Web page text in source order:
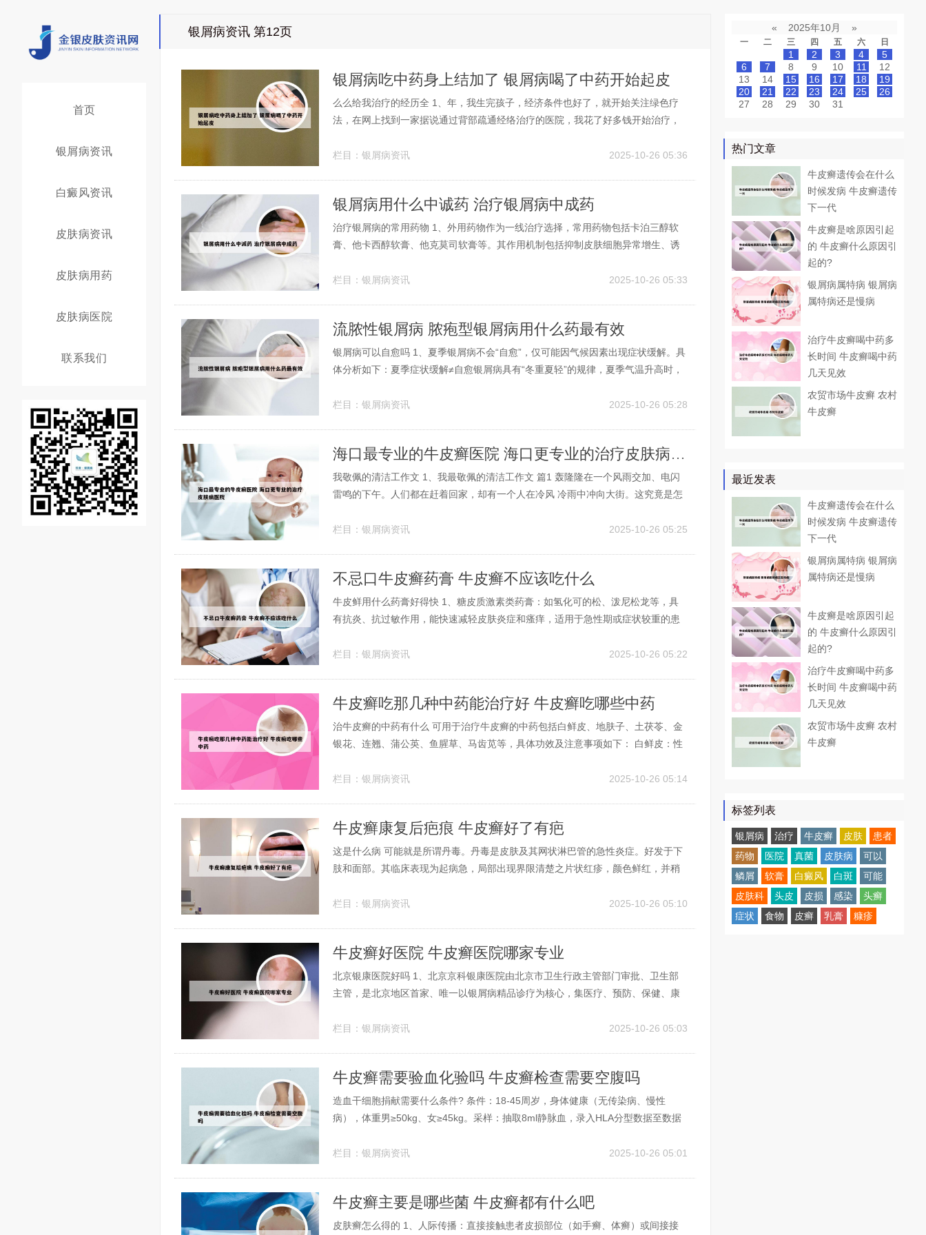
首页
银屑病资讯
白癜风资讯
皮肤病资讯
皮肤病用药
皮肤病医院
联系我们
银屑病资讯 第12页
银屑病吃中药身上结加了 银屑病喝了中药开始起皮
么么给我治疗的经历全 1、年，我生完孩子，经济条件也好了，就开始关注绿色疗
法，在网上找到一家据说通过背部疏通经络治疗的医院，我花了好多钱开始治疗，
太快。2、混合痔治疗经历记录与分享 病情背景 我患有混合痔已经三年多了，期间
栏目： 银屑病资讯 2025-10-26 05:36
银屑病用什么中诚药 治疗银屑病中成药
治疗银屑病的常用药物 1、外用药物作为一线治疗选择，常用药物包括卡泊三醇软
膏、他卡西醇软膏、他克莫司软膏等。其作用机制包括抑制皮肤细胞异常增生、诱
瘙痒等症状。此类药物局部使用，副作用相对较少，但需注意长期使用可能引发皮
栏目： 银屑病资讯 2025-10-26 05:33
流脓性银屑病 脓疱型银屑病用什么药最有效
银屑病可以自愈吗 1、夏季银屑病不会“自愈”，仅可能因气候因素出现症状缓解。具
体分析如下：夏季症状缓解≠自愈银屑病具有“冬重夏轻”的规律，夏季气温升高时，
转是暂时现象，若未接受规范治疗，冬季症状可能再次加重。2、需注意：银屑病自
栏目： 银屑病资讯 2025-10-26 05:28
海口最专业的牛皮癣医院 海口更专业的治疗皮肤病医院
我敬佩的清洁工作文 1、我最敬佩的清洁工作文 篇1 轰隆隆在一个风雨交加、电闪
雷鸣的下午。人们都在赶着回家，却有一个人在冷风 冷雨中冲向大街。这究竟是怎
亮的眼睛就像两颗黑宝石。他衣衫褴褛，别看他表面很脏，心灵却很美，在一个下
栏目： 银屑病资讯 2025-10-26 05:25
不忌口牛皮癣药膏 牛皮癣不应该吃什么
牛皮鲜用什么药膏好得快 1、糖皮质激素类药膏：如氢化可的松、泼尼松龙等，具
有抗炎、抗过敏作用，能快速减轻皮肤炎症和瘙痒，适用于急性期或症状较重的患
扩张、色素沉着等不良反应。儿童患者应谨慎使用，优先选择低效或中效激素，并
栏目： 银屑病资讯 2025-10-26 05:22
牛皮癣吃那几种中药能治疗好 牛皮癣吃哪些中药
治牛皮癣的中药有什么 可用于治疗牛皮癣的中药包括白鲜皮、地肤子、土茯苓、金
银花、连翘、蒲公英、鱼腥草、马齿苋等，具体功效及注意事项如下： 白鲜皮：性
疮毒、风疹瘙痒、疥癣等皮肤病症，对牛皮癣的湿热型症状有一定缓解作用。地
栏目： 银屑病资讯 2025-10-26 05:14
牛皮癣康复后疤痕 牛皮癣好了有疤
这是什么病 可能就是所谓丹毒。丹毒是皮肤及其网状淋巴管的急性炎症。好发于下
肢和面部。其临床表现为起病急，局部出现界限清楚之片状红疹，颜色鲜红，并稍
及头痛等。丹毒的西医治疗方法一般分以下两种。如果是点片发生疑是大蒜白腐病
栏目： 银屑病资讯 2025-10-26 05:10
牛皮癣好医院 牛皮癣医院哪家专业
北京银康医院好吗 1、北京京科银康医院由北京市卫生行政主管部门审批、卫生部
主管，是北京地区首家、唯一以银屑病精品诊疗为核心，集医疗、预防、保健、康
具有全球领先技术，立足北京、辐射全国、影响世界，正朝着国际化、规模化方向
栏目： 银屑病资讯 2025-10-26 05:03
牛皮癣需要验血化验吗 牛皮癣检查需要空腹吗
造血干细胞捐献需要什么条件? 条件：18-45周岁，身体健康（无传染病、慢性
病），体重男≥50kg、女≥45kg。采样：抽取8ml静脉血，录入HLA分型数据至数据
（平均等待期2-5年）。高分辨检测：二次血样确认配型精度，同步进行传染病筛查
栏目： 银屑病资讯 2025-10-26 05:01
牛皮癣主要是哪些菌 牛皮癣都有什么吧
皮肤癣怎么得的 1、人际传播：直接接触患者皮损部位（如手癣、体癣）或间接接
« 2025年10月 »
一 二 三 四 五 六 日
1 2 3 4
5
6
7 8 9 10 11
12
13
14 15 16 17 18
19
20
21 22 23 24 25
26
27
28 29 30 31
热门文章
牛皮癣遗传会在什么
时候发病 牛皮癣遗传
下一代
牛皮癣是啥原因引起
的 牛皮癣什么原因引
起的?
银屑病属特病 银屑病
属特病还是慢病
治疗牛皮癣喝中药多
长时间 牛皮癣喝中药
几天见效
农贸市场牛皮癣 农村
牛皮癣
最近发表
牛皮癣遗传会在什么
时候发病 牛皮癣遗传
下一代
银屑病属特病 银屑病
属特病还是慢病
牛皮癣是啥原因引起
的 牛皮癣什么原因引
起的?
治疗牛皮癣喝中药多
长时间 牛皮癣喝中药
几天见效
农贸市场牛皮癣 农村
牛皮癣
标签列表
银屑病 治疗 牛皮癣 皮肤
患者
药物
医院 真菌 皮肤病
可以
鳞屑
软膏 白癜风 白斑
可能
皮肤科
头皮 皮损 感染
头癣
症状
食物 皮癣 乳膏 糠疹